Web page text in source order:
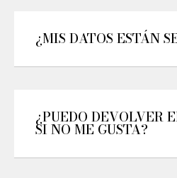
¿MIS DATOS ESTÁN
¿PUEDO DEVOLVER
SI NO ME GUSTA?